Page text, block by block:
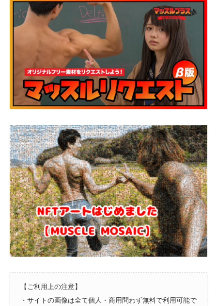
【ご利用上の注意】
・サイトの画像は全て個人・商用問わず無料で利用可能で